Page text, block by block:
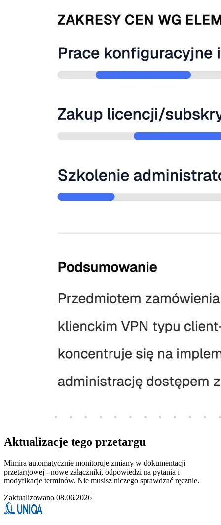
Aktualizacje tego przetargu
Mimira automatycznie monitoruje zmiany w dokumentacji
przetargowej - nowe załączniki, odpowiedzi na pytania i
modyfikacje terminów. Nie musisz niczego sprawdzać ręcznie.
Zaktualizowano 08.06.2026